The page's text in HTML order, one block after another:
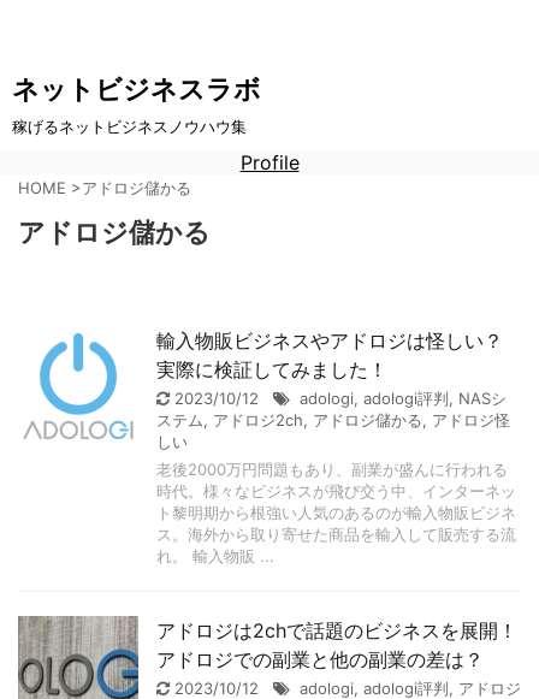
ネットビジネスラボ
稼げるネットビジネスノウハウ集
Profile
HOME >アドロジ儲かる
アドロジ儲かる
輸入物販ビジネスやアドロジは怪しい？
実際に検証してみました！
2023/10/12 adologi, adologi評判, NASシ
ステム, アドロジ2ch, アドロジ儲かる, アドロジ怪
しい
老後2000万円問題もあり、副業が盛んに行われる
時代。様々なビジネスが飛び交う中、インターネッ
ト黎明期から根強い人気のあるのが輸入物販ビジネ
ス。海外から取り寄せた商品を輸入して販売する流
れ。 輸入物販 ...
アドロジは2chで話題のビジネスを展開！
アドロジでの副業と他の副業の差は？
2023/10/12 adologi, adologi評判, アドロジ